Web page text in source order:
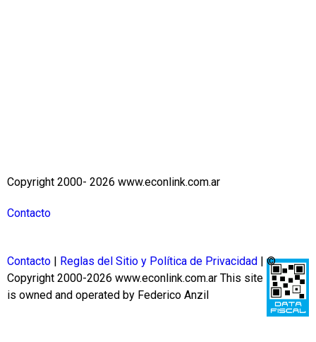
Copyright 2000- 2026 www.econlink.com.ar
Contacto
Contacto | Reglas del Sitio y Política de Privacidad | ©
Copyright 2000-2026 www.econlink.com.ar This site
is owned and operated by Federico Anzil